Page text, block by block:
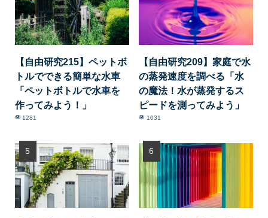
【自由研究215】ペットボ
トルでできる簡単な水車
「ペットボトルで水車を
作ってみよう！」
1281
【自由研究209】家庭で水
の蒸発速度を調べる「水
の魔法！水が蒸発するス
ピードを測ってみよう」
1031